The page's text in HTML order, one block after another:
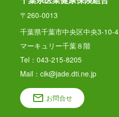
〒260-0013
千葉県千葉市中央区中央3-10-4
マーキュリー千葉８階
Tel：043-215-8205
Mail：cik@jade.dti.ne.jp
お問合せ